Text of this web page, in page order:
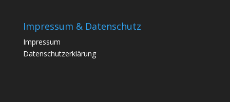
Impressum & Datenschutz
Impressum
Datenschutzerklärung